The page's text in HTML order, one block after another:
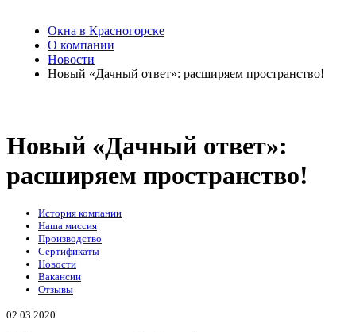
Окна в Красногорске
О компании
Новости
Новый «Дачный ответ»: расширяем пространство!
Новый «Дачный ответ»:
расширяем пространство!
История компании
Наша миссия
Производство
Сертификаты
Новости
Вакансии
Отзывы
02.03.2020